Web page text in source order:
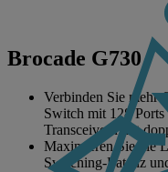
Brocade G730
Verbinden Sie mehr
Switch mit 128
Transceivern mit
Maximieren Sie die
Switching-Latenz